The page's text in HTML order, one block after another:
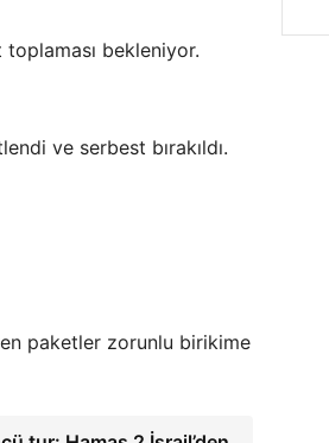
bekleniyor.
ve serbest bırakıldı.
paketler zorunlu birikime